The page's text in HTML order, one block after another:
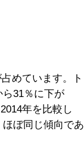
めています。ト
ら31％に下が
年を比較し
ぼ同じ傾向であ